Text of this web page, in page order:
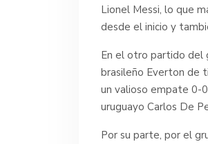
Lionel Messi, lo que
desde el inicio y
En el otro partido del
brasileño Everton de
un valioso empate 0-
uruguayo Carlos De
Por su parte, por el